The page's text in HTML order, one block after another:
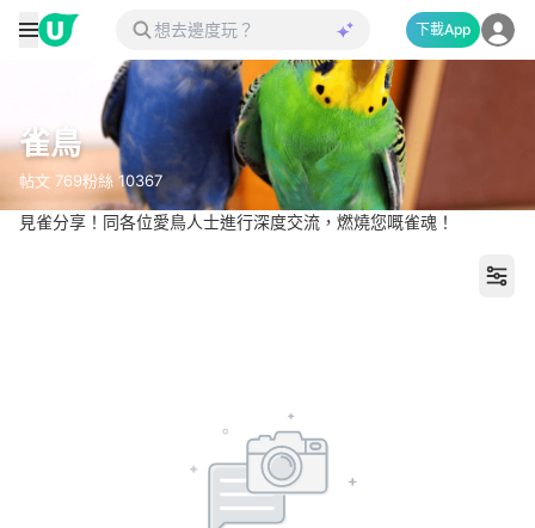
下載App
雀鳥
帖文 769粉絲10367
見雀分享！同各位愛鳥人士進行深度交流，燃燒您嘅雀魂！